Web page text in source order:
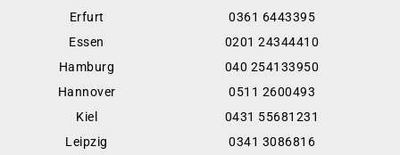
Erfurt
0361 6443395
Essen
0201 24344410
Hamburg
040 254133950
Hannover
0511 2600493
Kiel
0431 55681231
Leipzig
0341 3086816